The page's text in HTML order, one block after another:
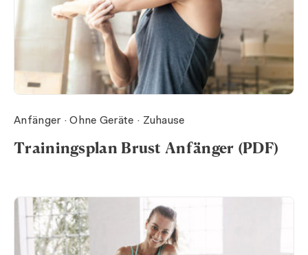
Trainingsplan Brust Anfänger (PDF)
Anfänger · Ohne Geräte · Zuhause